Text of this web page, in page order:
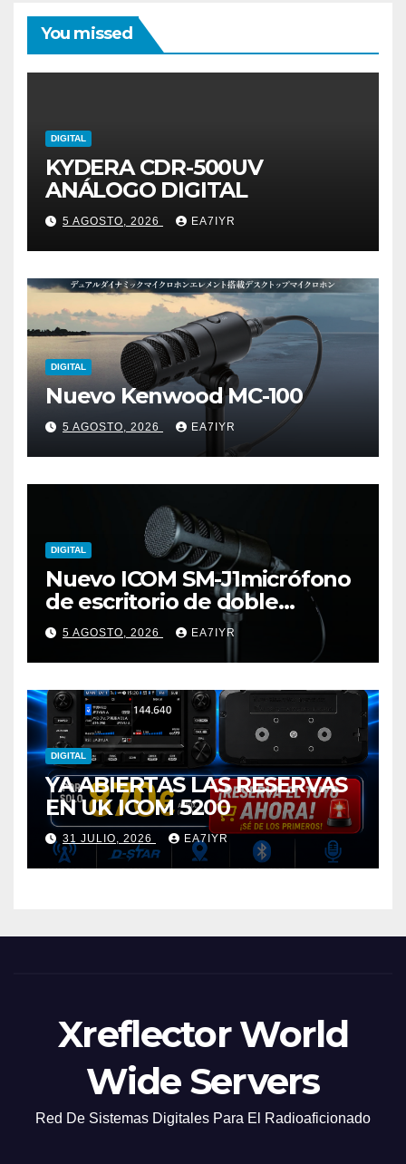
You missed
DIGITAL
KYDERA CDR-500UV
ANÁLOGO DIGITAL
5 AGOSTO, 2026 EA7IYR
DIGITAL
Nuevo Kenwood MC-100
5 AGOSTO, 2026 EA7IYR
DIGITAL
Nuevo ICOM SM-J1micrófono
de escritorio de doble
elemento premium
5 AGOSTO, 2026 EA7IYR
DIGITAL
YA ABIERTAS LAS RESERVAS
EN UK ICOM 5200
31 JULIO, 2026 EA7IYR
Xreflector World
Wide Servers
Red De Sistemas Digitales Para El Radioaficionado